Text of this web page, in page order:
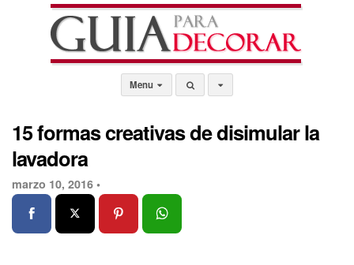
Menu
15 formas creativas de disimular la
lavadora
marzo 10, 2016 •